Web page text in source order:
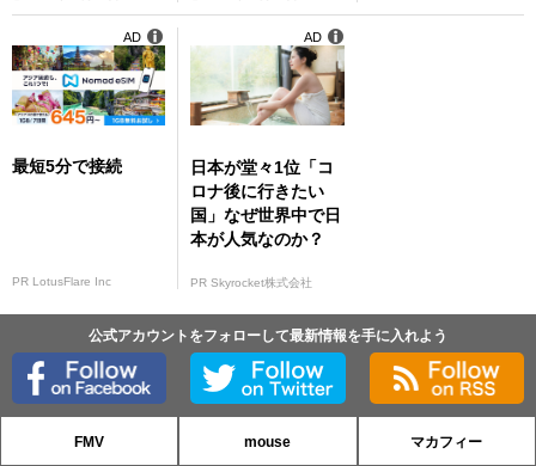
最短5分で接続
PR LotusFlare Inc
AD
日本が堂々1位「コ
ロナ後に行きたい
国」なぜ世界中で日
本が人気なのか？
PR Skyrocket株式会社
AD
公式アカウントをフォローして最新情報を手に入れよう
FMV mouse マカフィー